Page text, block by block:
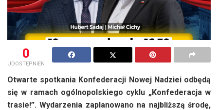
0
UDOSTĘPNIEŃ
Otwarte spotkania Konfederacji Nowej Nadziei odbędą
się w ramach ogólnopolskiego cyklu „Konfederacja w
trasie!”. Wydarzenia zaplanowano na najbliższą środę,